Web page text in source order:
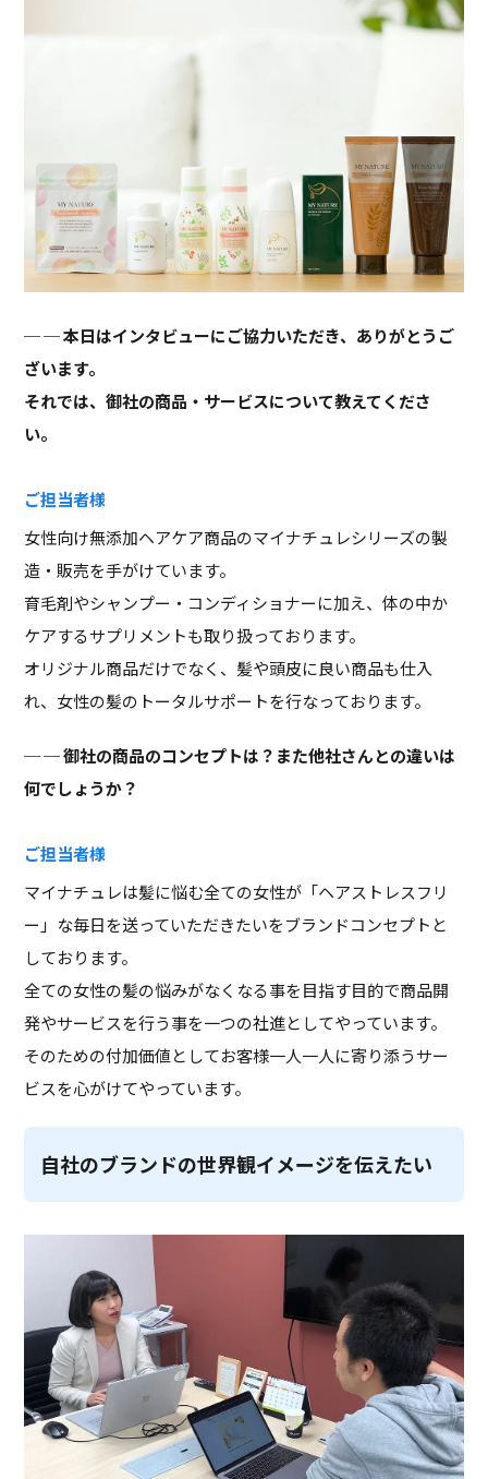
─ 本日はインタビューにご協力いただき、ありがとうご
ざいます。
それでは、御社の商品・サービスについて教えてくださ
い。
ご担当者様
女性向け無添加ヘアケア商品のマイナチュレシリーズの製
造・販売を手がけています。
育毛剤やシャンプー・コンディショナーに加え、体の中か
ケアするサプリメントも取り扱っております。
オリジナル商品だけでなく、髪や頭皮に良い商品も仕入
れ、女性の髪のトータルサポートを行なっております。
─ 御社の商品のコンセプトは？また他社さんとの違いは
何でしょうか？
ご担当者様
マイナチュレは髪に悩む全ての女性が「ヘアストレスフリ
ー」な毎日を送っていただきたいをブランドコンセプトと
しております。
全ての女性の髪の悩みがなくなる事を目指す目的で商品開
発やサービスを行う事を一つの社進としてやっています。
そのための付加価値としてお客様一人一人に寄り添うサー
ビスを心がけてやっています。
自社のブランドの世界観イメージを伝えたい